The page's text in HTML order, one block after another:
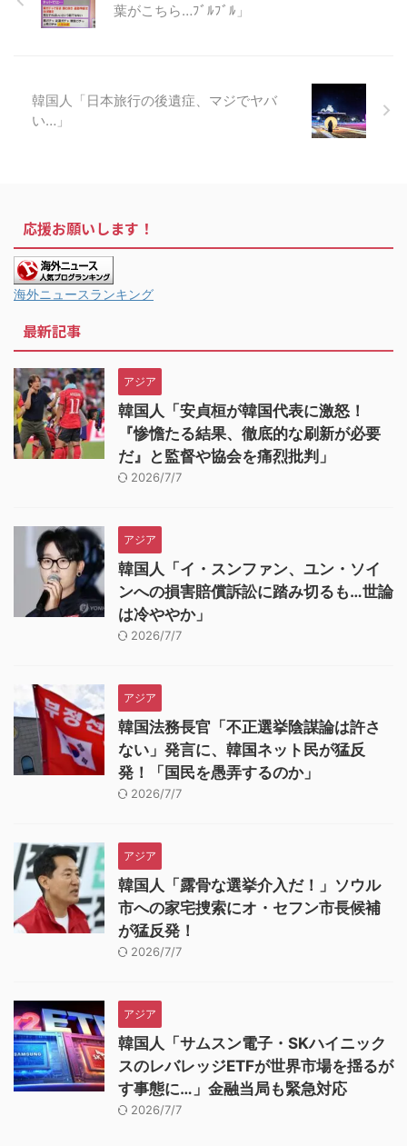
葉がこちら…ﾌﾞﾙﾌﾞﾙ」
韓国人「日本旅行の後遺症、マジでヤバ
い…」
応援お願いします！
海外ニュースランキング
最新記事
アジア
韓国人「安貞桓が韓国代表に激怒！
『惨憺たる結果、徹底的な刷新が必要
だ』と監督や協会を痛烈批判」
2026/7/7
アジア
韓国人「イ・スンファン、ユン・ソイ
ンへの損害賠償訴訟に踏み切るも…世論
は冷ややか」
2026/7/7
アジア
韓国法務長官「不正選挙陰謀論は許さ
ない」発言に、韓国ネット民が猛反
発！「国民を愚弄するのか」
2026/7/7
アジア
韓国人「露骨な選挙介入だ！」ソウル
市への家宅捜索にオ・セフン市長候補
が猛反発！
2026/7/7
アジア
韓国人「サムスン電子・SKハイニック
スのレバレッジETFが世界市場を揺るが
す事態に…」金融当局も緊急対応
2026/7/7